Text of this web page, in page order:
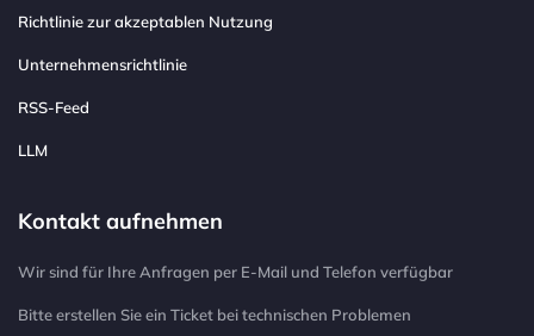
Richtlinie zur akzeptablen Nutzung
Unternehmensrichtlinie
RSS-Feed
LLM
Kontakt aufnehmen
Wir sind für Ihre Anfragen per E-Mail und Telefon verfügbar
Bitte erstellen Sie ein Ticket bei technischen Problemen